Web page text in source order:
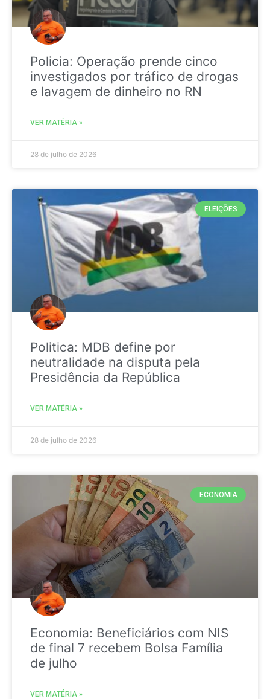
Policia: Operação prende cinco
investigados por tráfico de drogas
e lavagem de dinheiro no RN
VER MATÉRIA »
28 de julho de 2026
ELEIÇÕES
Politica: MDB define por
neutralidade na disputa pela
Presidência da República
VER MATÉRIA »
28 de julho de 2026
ECONOMIA
Economia: Beneficiários com NIS
de final 7 recebem Bolsa Família
de julho
VER MATÉRIA »